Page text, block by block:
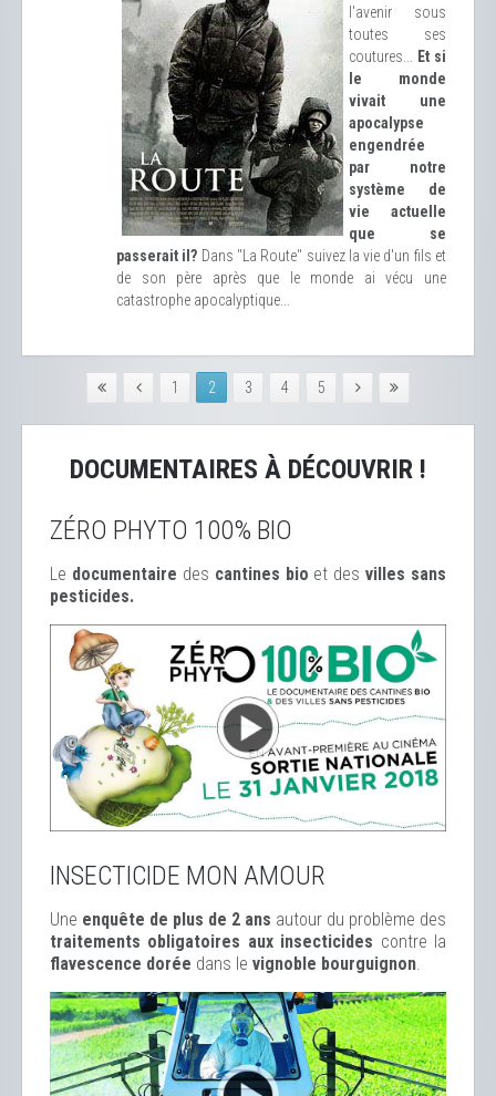
l'avenir sous
toutes ses
coutures...
Et si
le monde
vivait une
apocalypse
engendrée
par notre
système de
vie actuelle
que se
passerait il? Dans "La Route" suivez la vie d'un fils et
de son père après que le monde ai vécu une
catastrophe apocalyptique...
1 2 3 4 5
DOCUMENTAIRES À DÉCOUVRIR !
ZÉRO PHYTO 100% BIO
Le documentaire des cantines bio et desvilles sans
pesticides.
INSECTICIDE MON AMOUR
Une enquête de plus de 2 ans autour du problème des
traitements obligatoires aux insecticides contre la
flavescence dorée dans le vignoble bourguignon.